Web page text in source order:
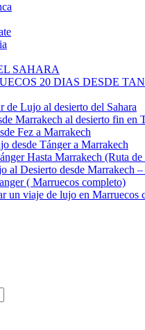
SAHARA
20 DIAS DESDE
de Lujo al desierto del Sahara
Marrakech al desierto fin en
Fez a Marrakech
desde Tánger a Marrakech
Hasta Marrakech (Ruta
al Desierto desde Marrakech –
( Marruecos completo)
un viaje de lujo en Marruecos